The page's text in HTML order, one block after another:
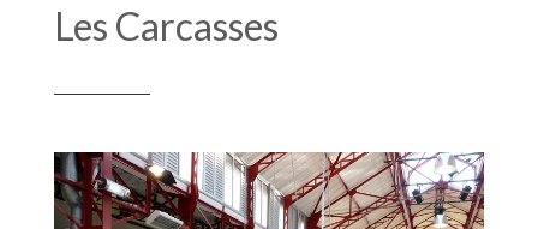
Les Carcasses